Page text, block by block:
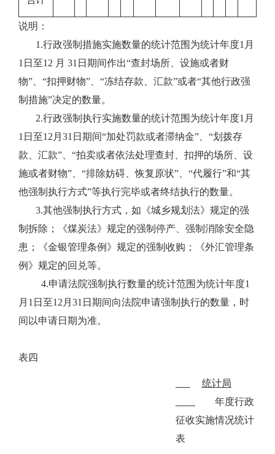
说明：
1.行政强制措施实施数量的统计范围为统计年度1月
1日至12 月 31日期间作出“查封场所、设施或者财
物”、“扣押财物”、“冻结存款、汇款”或者“其他行政强
制措施”决定的数量。
2.行政强制执行实施数量的统计范围为统计年度1月
1日至12月31日期间“加处罚款或者滞纳金”、“划拨存
款、汇款”、“拍卖或者依法处理查封、扣押的场所、设
施或者财物”、“排除妨碍、恢复原状”、“代履行”和“其
他强制执行方式”等执行完毕或者终结执行的数量。
3.其他强制执行方式，如《城乡规划法》规定的强
制拆除；《煤炭法》规定的强制停产、强制消除安全隐
患；《金银管理条例》规定的强制收购；《外汇管理条
例》规定的回兑等。
4.申请法院强制执行数量的统计范围为统计年度1
月1日至12月31日期间向法院申请强制执行的数量，时
间以申请日期为准。
表四
统计局
年度行政
征收实施情况统计
表